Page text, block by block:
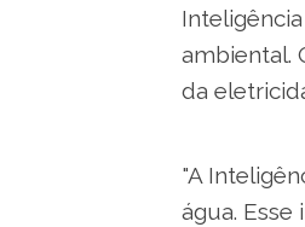
ambiental.
da
"A
água.